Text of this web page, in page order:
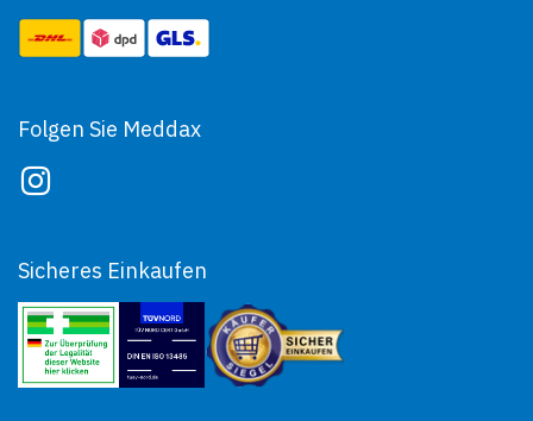
Folgen Sie Meddax
Sicheres Einkaufen